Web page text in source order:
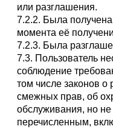
или разглашения.
7.2.2. Была
момента её
7.2.3. Была
7.3. Пользователь
соблюдение
том числе законов о
смежных прав, об
обслуживания, но не
перечисленным,